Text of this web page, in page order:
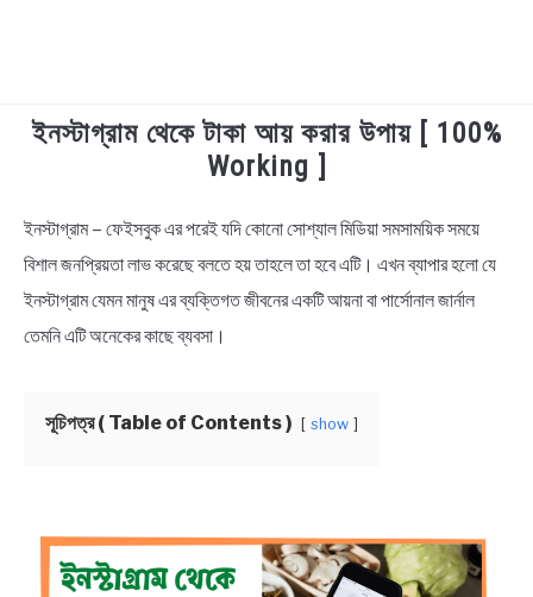
TECHNOLOGY
BIOGRAPHY
EDUCATIONAL
NEWS
ইনস্টাগ্রাম থেকে টাকা আয় করার উপায় [ 100%
Working ]
in
Finance,Technology
ইনস্টাগ্রাম – ফেইসবুক এর পরেই যদি কোনো সোশ্যাল মিডিয়া সমসাময়িক সময়ে
বিশাল জনপ্রিয়তা লাভ করেছে বলতে হয় তাহলে তা হবে এটি। এখন ব্যাপার হলো যে
ইনস্টাগ্রাম যেমন মানুষ এর ব্যক্তিগত জীবনের একটি আয়না বা পার্সোনাল জার্নাল
তেমনি এটি অনেকের কাছে ব্যবসা।
সূচিপত্র ( Table of Contents ) show